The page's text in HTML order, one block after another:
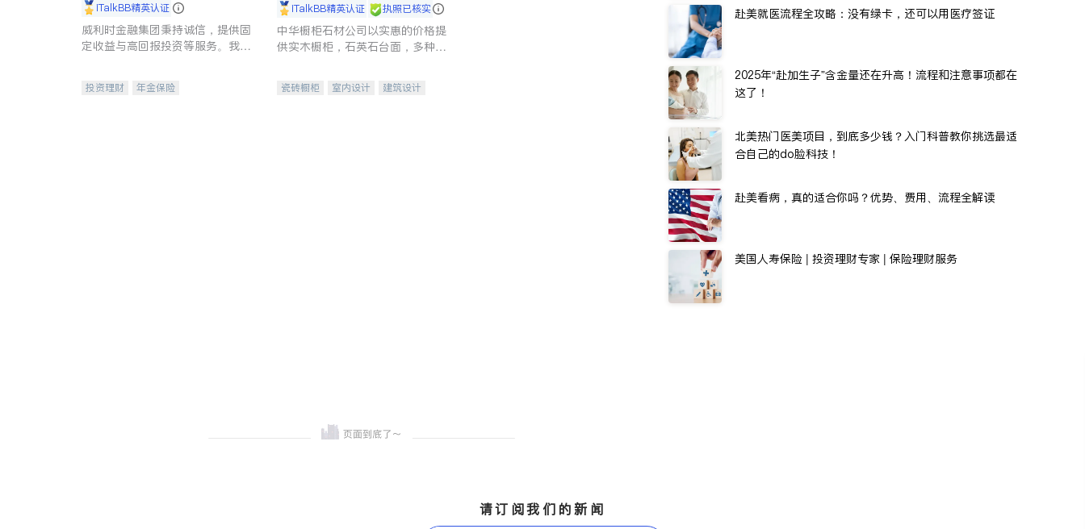
iTalkBB精英认证
威利时金融集团秉持诚信，提供固
定收益与高回报投资等服务。我们
元化组合，助力客户实现目标
投资理财
年金保险
iTalkBB精英认证 执照已核实
中华橱柜石材公司以实惠的价格提
供实木橱柜，石英石台面，多种优
机。品质厨房，家的选择。
瓷砖橱柜 室内设计
建筑设计
赴美就医流程全攻略：没有绿卡，还可以用医疗签证
2025年“赴加生子”含金量还在升高！流程和注意事项都在
这了！
北美热门医美项目，到底多少钱？入门科普教你挑选最适
合自己的do脸科技！
赴美看病，真的适合你吗？优势、费用、流程全解读
美国人寿保险 | 投资理财专家 | 保险理财服务
请订阅我们的新闻